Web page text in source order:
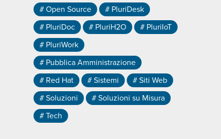
# Open Source
# PluriDesk
# PluriDoc
# PluriH2O
# PluriIoT
# PluriWork
# Pubblica Amministrazione
# Red Hat
# Sistemi
# Siti Web
# Soluzioni
# Soluzioni su Misura
# Tech